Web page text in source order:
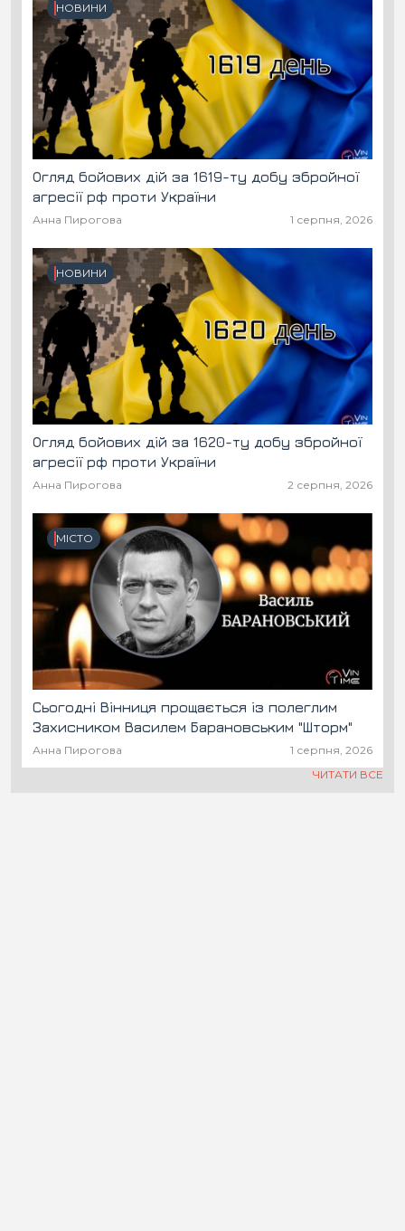
НОВИНИ
Огляд бойових дій за 1619-ту добу збройної
агресії рф проти України
Анна Пирогова 1 серпня, 2026
НОВИНИ
Огляд бойових дій за 1620-ту добу збройної
агресії рф проти України
Анна Пирогова 2 серпня, 2026
МІСТО
Сьогодні Вінниця прощається із полеглим
Захисником Василем Барановським "Шторм"
Анна Пирогова
1 серпня, 2026
ЧИТАТИ ВСЕ